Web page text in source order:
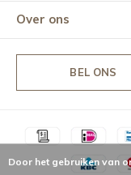
Over ons
BEL ONS
Door het gebruiken van